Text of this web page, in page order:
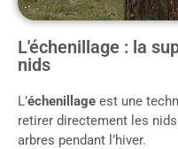
L'échenillage : la
nids
L’échenillage est une
retirer directement les
arbres pendant l’hiver.